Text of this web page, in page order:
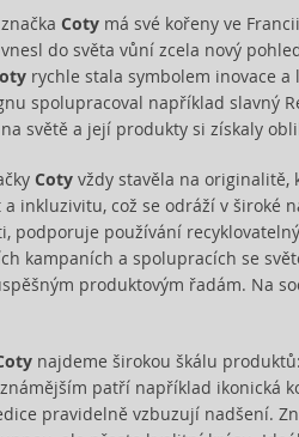
Cotymá své kořeny ve
do světa vůní zcela nový
rychle stala symbolem inovace a
spolupracoval například slavný
světě a její produkty si získaly
Cotyvždy stavěla na originalitě,
inkluzivitu, což se odráží v široké
podporuje používání
kampaních a spolupracích se
produktovým řadám. Na
najdeme širokou škálu
patří například ikonická
pravidelně vzbuzují nadšení.